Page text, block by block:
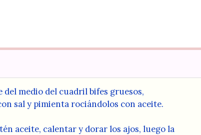
del medio del cuadril bifes gruesos,
sal y pimienta rociándolos con aceite.
aceite, calentar y dorar los ajos, luego la